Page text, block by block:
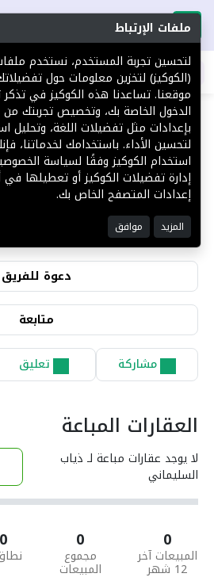
تحميل التطبيق
ذياب السليماني
0
التقييمات
دعوة للفريق
متابعة
مشاركة تعليق
العقارات المباعة
لا يوجد عقارات مباعة لـ ذياب
السليماني
0
المبيعات آخر
12 شهر
0
مجموع
المبيعات
ملفات الإرتباط
لتحسين تجربة المستخدم، نستخدم
(الكوكيز) لتخزين معلومات حول
موقعنا. تساعدنا هذه الكوكيز في
الدخول الخاصة بك، وتخصيص تجربتك من
بإعدادات مثل تفضيلات اللغة، وتحليل
لتحسين الأداء. باستخدامك لخدماتنا،
استخدام الكوكيز وفقًا لسياسة
إدارة تفضيلات الكوكيز أو تعطيلها
إعدادات المتصفح الخاص بك.
المزيد موافق